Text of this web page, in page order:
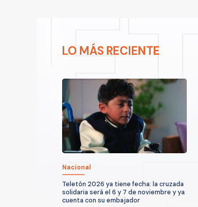
LO MÁS RECIENTE
Nacional
Teletón 2026 ya tiene fecha: la cruzada
solidaria será el 6 y 7 de noviembre y ya
cuenta con su embajador